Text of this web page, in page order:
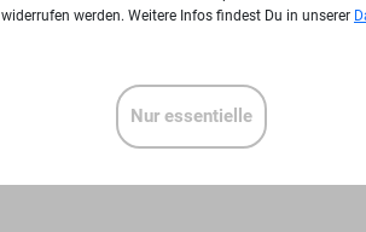
widerrufen werden. Weitere Infos findest Du in unserer
Nur essentielle